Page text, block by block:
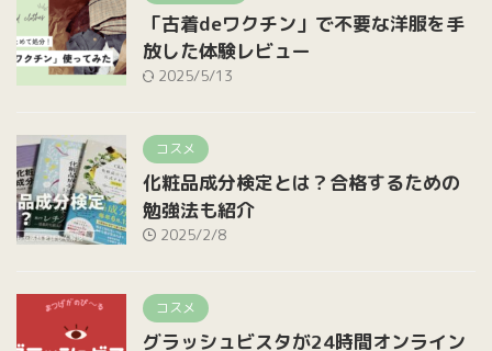
「古着deワクチン」で不要な洋服を手
放した体験レビュー
2025/5/13
コスメ
化粧品成分検定とは？合格するための
勉強法も紹介
2025/2/8
コスメ
グラッシュビスタが24時間オンライン